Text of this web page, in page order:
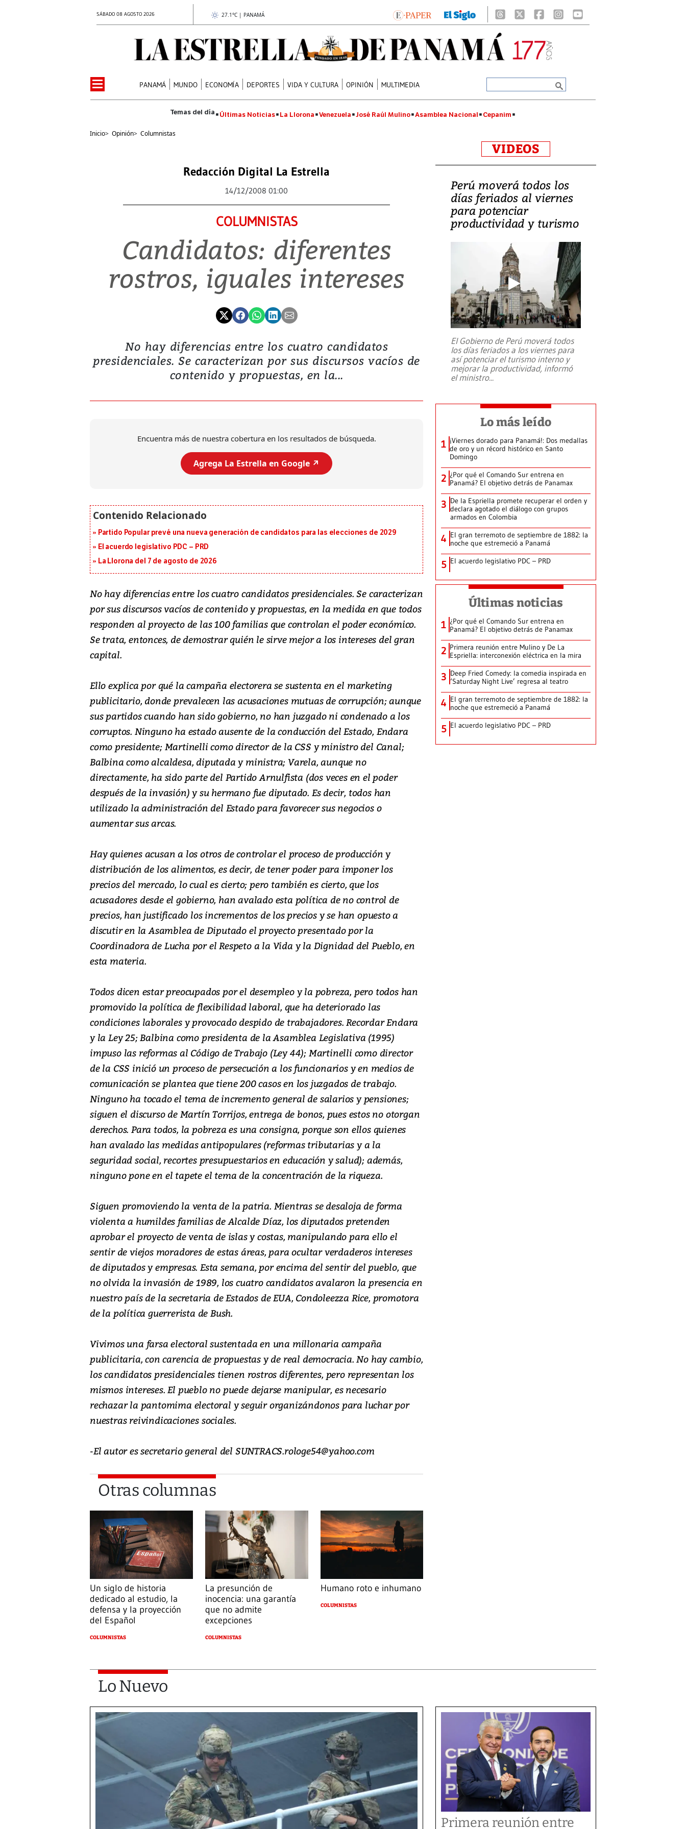
SÁBADO 08 AGOSTO 2026 27.1°C | PANAMÁ
PANAMÁ MUNDO ECONOMÍA DEPORTES VIDA Y CULTURA OPINIÓN MULTIMEDIA
Últimas Noticias La Llorona Venezuela José Raúl Mulino Asamblea Nacional Cepanim
Inicio> Opinión> Columnistas
Redacción Digital La Estrella
14/12/2008 01:00
COLUMNISTAS
Candidatos: diferentes
rostros, iguales intereses
No hay diferencias entre los cuatro candidatos
presidenciales. Se caracterizan por sus discursos vacíos de
contenido y propuestas, en la...
Encuentra más de nuestra cobertura en los resultados de búsqueda.
Agrega La Estrella en Google ↗️
Partido Popular prevé una nueva generación de candidatos para las elecciones de 2029
El acuerdo legislativo PDC – PRD
La Llorona del 7 de agosto de 2026
No hay diferencias entre los cuatro candidatos presidenciales. Se caracterizan
por sus discursos vacíos de contenido y propuestas, en la medida en que todos
responden al proyecto de las 100 familias que controlan el poder económico.
Se trata, entonces, de demostrar quién le sirve mejor a los intereses del gran
capital.
Ello explica por qué la campaña electorera se sustenta en el marketing
publicitario, donde prevalecen las acusaciones mutuas de corrupción; aunque
sus partidos cuando han sido gobierno, no han juzgado ni condenado a los
corruptos. Ninguno ha estado ausente de la conducción del Estado, Endara
como presidente; Martinelli como director de la CSS y ministro del Canal;
Balbina como alcaldesa, diputada y ministra; Varela, aunque no
directamente, ha sido parte del Partido Arnulfista (dos veces en el poder
después de la invasión) y su hermano fue diputado. Es decir, todos han
utilizado la administración del Estado para favorecer sus negocios o
aumentar sus arcas.
Hay quienes acusan a los otros de controlar el proceso de producción y
distribución de los alimentos, es decir, de tener poder para imponer los
precios del mercado, lo cual es cierto; pero también es cierto, que los
acusadores desde el gobierno, han avalado esta política de no control de
precios, han justificado los incrementos de los precios y se han opuesto a
discutir en la Asamblea de Diputado el proyecto presentado por la
Coordinadora de Lucha por el Respeto a la Vida y la Dignidad del Pueblo, en
esta materia.
Todos dicen estar preocupados por el desempleo y la pobreza, pero todos han
promovido la política de flexibilidad laboral, que ha deteriorado las
condiciones laborales y provocado despido de trabajadores. Recordar Endara
y la Ley 25; Balbina como presidenta de la Asamblea Legislativa (1995)
impuso las reformas al Código de Trabajo (Ley 44); Martinelli como director
de la CSS inició un proceso de persecución a los funcionarios y en medios de
comunicación se plantea que tiene 200 casos en los juzgados de trabajo.
Ninguno ha tocado el tema de incremento general de salarios y pensiones;
siguen el discurso de Martín Torrijos, entrega de bonos, pues estos no otorgan
derechos. Para todos, la pobreza es una consigna, porque son ellos quienes
han avalado las medidas antipopulares (reformas tributarias y a la
seguridad social, recortes presupuestarios en educación y salud); además,
ninguno pone en el tapete el tema de la concentración de la riqueza.
Siguen promoviendo la venta de la patria. Mientras se desaloja de forma
violenta a humildes familias de Alcalde Díaz, los diputados pretenden
aprobar el proyecto de venta de islas y costas, manipulando para ello el
sentir de viejos moradores de estas áreas, para ocultar verdaderos intereses
de diputados y empresas. Esta semana, por encima del sentir del pueblo, que
no olvida la invasión de 1989, los cuatro candidatos avalaron la presencia en
nuestro país de la secretaria de Estados de EUA, Condoleezza Rice, promotora
de la política guerrerista de Bush.
Vivimos una farsa electoral sustentada en una millonaria campaña
publicitaria, con carencia de propuestas y de real democracia. No hay cambio,
los candidatos presidenciales tienen rostros diferentes, pero representan los
mismos intereses. El pueblo no puede dejarse manipular, es necesario
rechazar la pantomima electoral y seguir organizándonos para luchar por
nuestras reivindicaciones sociales.
-El autor es secretario general del SUNTRACS.rologe54@yahoo.com
Otras columnas
Un siglo de historia
dedicado al estudio, la
defensa y la proyección
del Español
COLUMNISTAS
La presunción de
inocencia: una garantía
que no admite
excepciones
COLUMNISTAS
Humano roto e inhumano
COLUMNISTAS
VIDEOS
Perú moverá todos los
días feriados al viernes
para potenciar
productividad y turismo
El Gobierno de Perú moverá todos
los días feriados a los viernes para
así potenciar el turismo interno y
mejorar la productividad, informó
el ministro...
Lo más leído
1 ¡Viernes dorado para Panamá!: Dos medallas
de oro y un récord histórico en Santo
Domingo
2 ¿Por qué el Comando Sur entrena en
Panamá? El objetivo detrás de Panamax
3 De la Espriella promete recuperar el orden y
declara agotado el diálogo con grupos
armados en Colombia
4 El gran terremoto de septiembre de 1882: la
noche que estremeció a Panamá
5 El acuerdo legislativo PDC – PRD
Últimas noticias
1 ¿Por qué el Comando Sur entrena en
Panamá? El objetivo detrás de Panamax
2 Primera reunión entre Mulino y De La
Espriella: interconexión eléctrica en la mira
3 Deep Fried Comedy: la comedia inspirada en
‘Saturday Night Live’ regresa al teatro
4 El gran terremoto de septiembre de 1882: la
noche que estremeció a Panamá
5 El acuerdo legislativo PDC – PRD
Lo Nuevo
Primera reunión entre